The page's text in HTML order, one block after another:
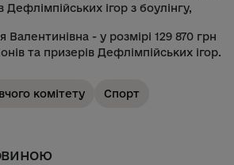
Дефлімпійських ігор з боулінгу,
Валентинівна - у розмірі 129 870 грн
та призерів Дефлімпійських ігор.
комітету Спорт